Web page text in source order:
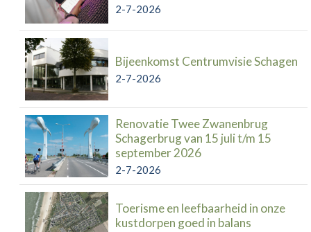
2-7-2026
Bijeenkomst Centrumvisie Schagen
2-7-2026
Renovatie Twee Zwanenbrug
Schagerbrug van 15 juli t/m 15
september 2026
2-7-2026
Toerisme en leefbaarheid in onze
kustdorpen goed in balans